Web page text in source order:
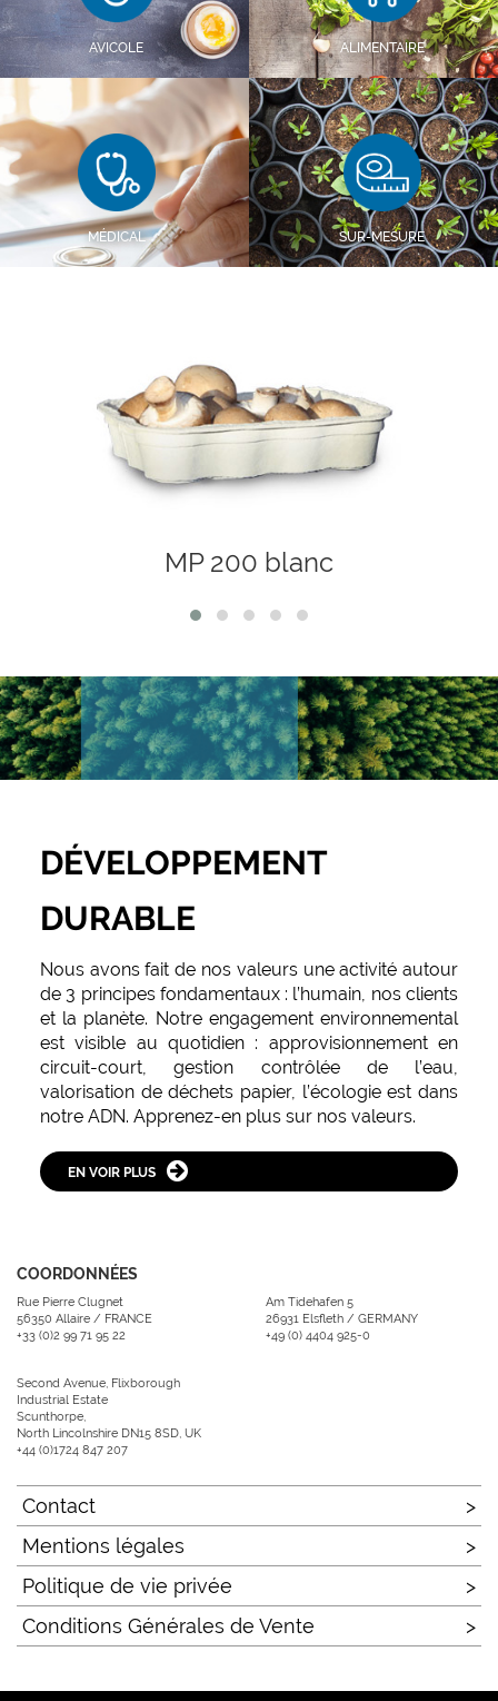
AVICOLE ALIMENTAIRE
MÉDICAL SUR-MESURE
MP 200 blanc
DÉVELOPPEMENT
DURABLE
Nous avons fait de nos valeurs une activité autour
de 3 principes fondamentaux : l’humain, nos clients
et la planète. Notre engagement environnemental
est visible au quotidien : approvisionnement en
circuit-court, gestion contrôlée de l’eau,
valorisation de déchets papier, l’écologie est dans
notre ADN. Apprenez-en plus sur nos valeurs.
EN VOIR PLUS
COORDONNÉES
Rue Pierre Clugnet
56350 Allaire / FRANCE
+33 (0)2 99 71 95 22
Am Tidehafen 5
26931 Elsfleth / GERMANY
+49 (0) 4404 925-0
Second Avenue, Flixborough
Industrial Estate
Scunthorpe,
North Lincolnshire DN15 8SD, UK
+44 (0)1724 847 207
Contact
Mentions légales
Politique de vie privée
Conditions Générales de Vente